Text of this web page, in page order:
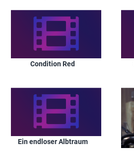
Condition Red
Ein endloser Albtraum